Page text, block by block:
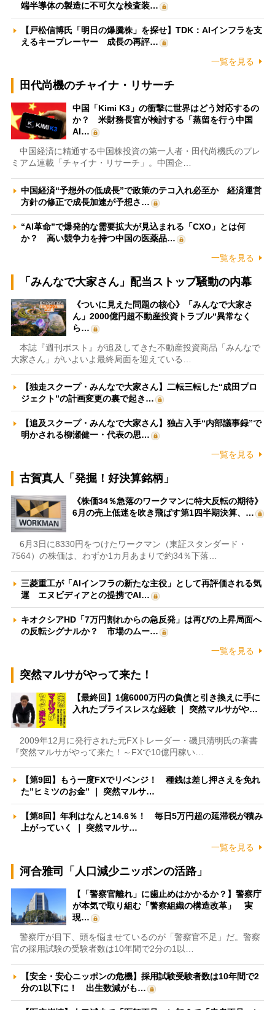
端半導体の製造に不可欠な検査装…
【戸松信博氏「明日の爆騰株」を探せ】TDK：AIインフラを支
えるキープレーヤー 成長の再評…
一覧を見る
田代尚機のチャイナ・リサーチ
中国「Kimi K3」の衝撃に世界はどう対応するの
か？ 米財務長官が検討する「蒸留を行う中国
AI…
中国経済に精通する中国株投資の第一人者・田代尚機氏のプレ
ミアム連載「チャイナ・リサーチ」。中国企…
中国経済“予想外の低成長”で政策のテコ入れ必至か 経済運営
方針の修正で成長加速が予想さ…
“AI革命”で爆発的な需要拡大が見込まれる「CXO」とは何
か？ 高い競争力を持つ中国の医薬品…
一覧を見る
「みんなで大家さん」配当ストップ騒動の内幕
《ついに見えた問題の核心》「みんなで大家さ
ん」2000億円超不動産投資トラブル“異常なく
ら…
本誌『週刊ポスト』が追及してきた不動産投資商品「みんなで
大家さん」がいよいよ最終局面を迎えている…
【独走スクープ・みんなで大家さん】二転三転した“成田プロ
ジェクト”の計画変更の裏で起き…
【追及スクープ・みんなで大家さん】独占入手“内部議事録”で
明かされる柳瀬健一・代表の思…
一覧を見る
古賀真人「発掘！好決算銘柄」
《株価34％急落のワークマンに特大反転の期待》
6月の売上低迷を吹き飛ばす第1四半期決算、…
6月3日に8330円をつけたワークマン（東証スタンダード・
7564）の株価は、わずか1カ月あまりで約34％下落…
三菱重工が「AIインフラの新たな主役」として再評価される気
運 エヌビディアとの提携でAI…
キオクシアHD「7万円割れからの急反発」は再びの上昇局面へ
の反転シグナルか？ 市場のムー…
一覧を見る
突然マルサがやって来た！
【最終回】1億6000万円の負債と引き換えに手に
入れたプライスレスな経験 ｜ 突然マルサがや…
2009年12月に発行された元FXトレーダー・磯貝清明氏の著書
『突然マルサがやって来た！～FXで10億円稼い…
【第9回】もう一度FXでリベンジ！ 種銭は差し押さえを免れ
た”ヒミツのお金” ｜ 突然マルサ…
【第8回】年利はなんと14.6％！ 毎日5万円超の延滞税が積み
上がっていく ｜ 突然マルサ…
一覧を見る
河合雅司「人口減少ニッポンの活路」
【「警察官離れ」に歯止めはかかるか？】警察庁
が本気で取り組む「警察組織の構造改革」 実
現…
警察庁が目下、頭を悩ませているのが「警察官不足」だ。警察
官の採用試験の受験者数は10年間で2分の1以…
【安全・安心ニッポンの危機】採用試験受験者数は10年間で2
分の1以下に！ 出生数減がも…